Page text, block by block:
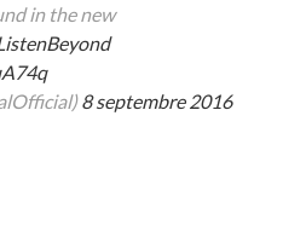
in the new
8 septembre 2016